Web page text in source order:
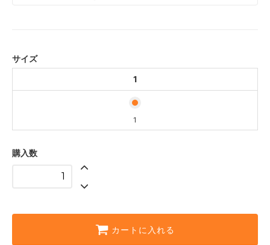
サイズ
1
1
購入数
カートに入れる